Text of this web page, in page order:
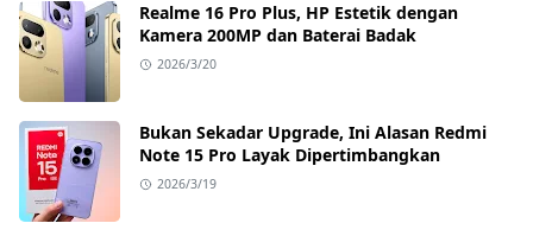
Realme 16 Pro Plus, HP Estetik dengan
Kamera 200MP dan Baterai Badak
2026/3/20
Bukan Sekadar Upgrade, Ini Alasan Redmi
Note 15 Pro Layak Dipertimbangkan
2026/3/19